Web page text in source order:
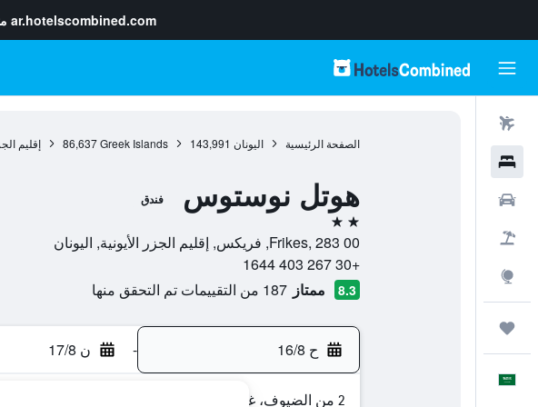
ar.hotelscombined.com
الصفحة الرئيسية اليونان 143,991
Greek Islands
86,637 إقليم
هوتل نوستوس فندق
2 نجمتين
Frikes, 283 00, فريكس, إقليم الجزر الأيونية, اليونان
+30 267 403 1644
8.3 ممتاز 187 من التقييمات تم التحقق منها
ح 16/8 - ن 17/8
2 من الضيوف، غرفة واحدة